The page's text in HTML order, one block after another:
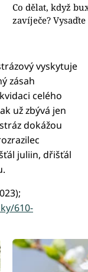
Co dělat, když
zavíječe?
vyskytuje
zásah
celého
už zbývá jen
dokážou
juliin, dřišťál
610-